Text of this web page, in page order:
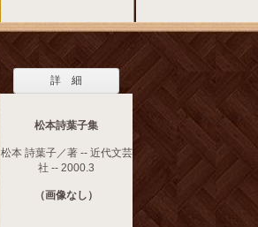
詳 細
松本詩葉子集
松本 詩葉子／著 -- 近代文芸
社 -- 2000.3
（画像なし）